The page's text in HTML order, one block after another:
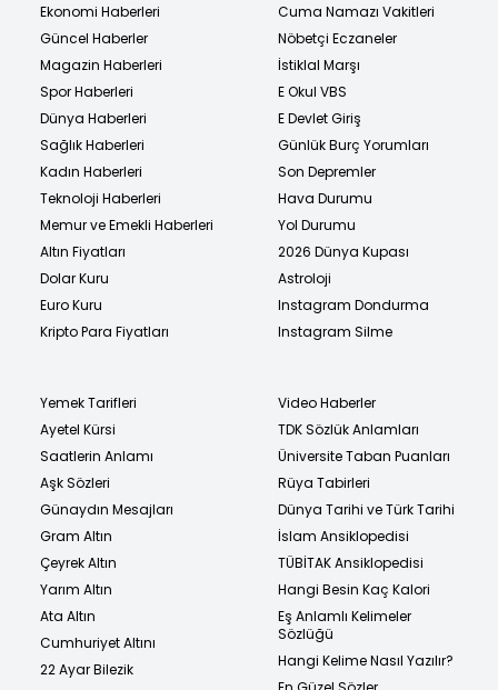
Ekonomi Haberleri
Güncel Haberler
Magazin Haberleri
Spor Haberleri
Dünya Haberleri
Sağlık Haberleri
Kadın Haberleri
Teknoloji Haberleri
Memur ve Emekli Haberleri
Altın Fiyatları
Dolar Kuru
Euro Kuru
Kripto Para Fiyatları
Cuma Namazı Vakitleri
Nöbetçi Eczaneler
İstiklal Marşı
E Okul VBS
E Devlet Giriş
Günlük Burç Yorumları
Son Depremler
Hava Durumu
Yol Durumu
2026 Dünya Kupası
Astroloji
Instagram Dondurma
Instagram Silme
Yemek Tarifleri
Ayetel Kürsi
Saatlerin Anlamı
Aşk Sözleri
Günaydın Mesajları
Gram Altın
Çeyrek Altın
Yarım Altın
Ata Altın
Cumhuriyet Altını
22 Ayar Bilezik
Video Haberler
TDK Sözlük Anlamları
Üniversite Taban Puanları
Rüya Tabirleri
Dünya Tarihi ve Türk Tarihi
İslam Ansiklopedisi
TÜBİTAK Ansiklopedisi
Hangi Besin Kaç Kalori
Eş Anlamlı Kelimeler
Sözlüğü
Hangi Kelime Nasıl Yazılır?